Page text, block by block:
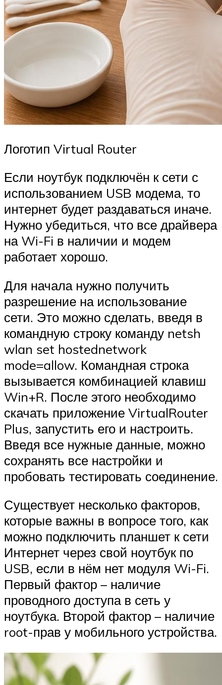
Логотип Virtual Router
Если ноутбук подключён к сети с
использованием USB модема, то
интернет будет раздаваться иначе.
Нужно убедиться, что все драйвера
на Wi-Fi в наличии и модем
работает хорошо.
Для начала нужно получить
разрешение на использование
сети. Это можно сделать, введя в
командную строку команду netsh
wlan set hostednetwork
mode=allow. Командная строка
вызывается комбинацией клавиш
Win+R. После этого необходимо
скачать приложение VirtualRouter
Plus, запустить его и настроить.
Введя все нужные данные, можно
сохранять все настройки и
пробовать тестировать соединение.
Существует несколько факторов,
которые важны в вопросе того, как
можно подключить планшет к сети
Интернет через свой ноутбук по
USB, если в нём нет модуля Wi-Fi.
Первый фактор – наличие
проводного доступа в сеть у
ноутбука. Второй фактор – наличие
root-прав у мобильного устройства.